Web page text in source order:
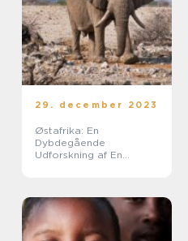
29. december 2023
Østafrika: En
Dybdegående
Udforskning af En